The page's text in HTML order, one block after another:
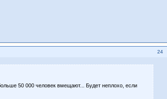
24
50 000 человек вмещают... Будет неплохо, если